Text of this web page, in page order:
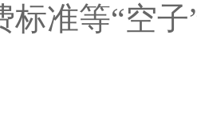
标准等“空